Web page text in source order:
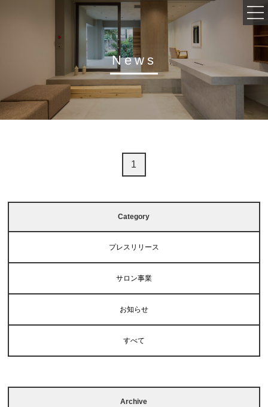
News
会社概要
採用情報
Category
プレスリリース
サロン事業
お知らせ
すべて
Archive
1